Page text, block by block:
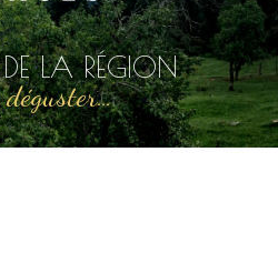
DE LA RÉGION
déguster…